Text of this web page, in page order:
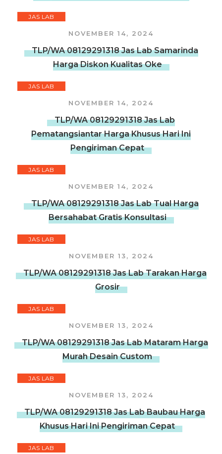
JAS LAB
NOVEMBER 14, 2024
TLP/WA 08129291318 Jas Lab Samarinda
Harga Diskon Kualitas Oke
JAS LAB
NOVEMBER 14, 2024
TLP/WA 08129291318 Jas Lab
Pematangsiantar Harga Khusus Hari Ini
Pengiriman Cepat
JAS LAB
NOVEMBER 14, 2024
TLP/WA 08129291318 Jas Lab Tual Harga
Bersahabat Gratis Konsultasi
JAS LAB
NOVEMBER 13, 2024
TLP/WA 08129291318 Jas Lab Tarakan Harga
Grosir
JAS LAB
NOVEMBER 13, 2024
TLP/WA 08129291318 Jas Lab Mataram Harga
Murah Desain Custom
JAS LAB
NOVEMBER 13, 2024
TLP/WA 08129291318 Jas Lab Baubau Harga
Khusus Hari Ini Pengiriman Cepat
JAS LAB